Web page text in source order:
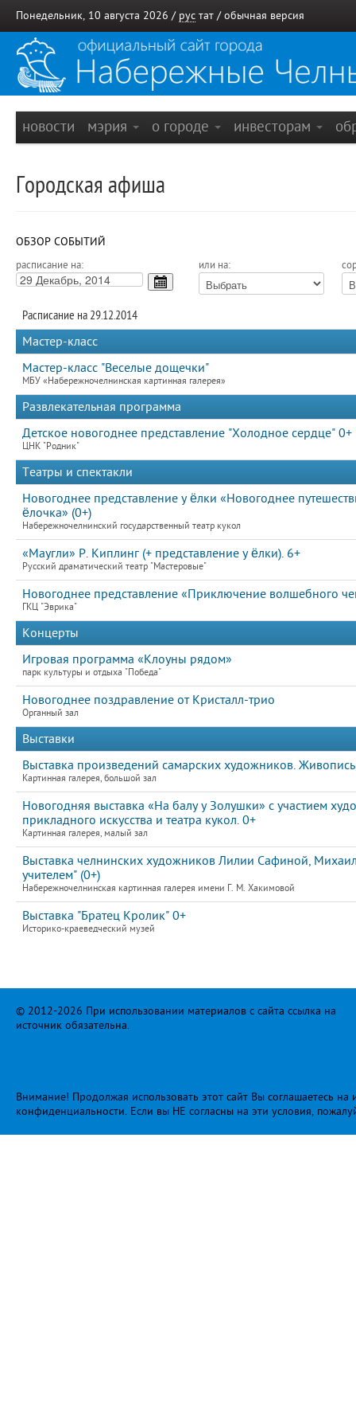
Понедельник, 10 августа 2026 / рус тат / обычная версия
новости мэрия о городе инвесторам
Городская афиша
ОБЗОР СОБЫТИЙ
расписание на: или на:
Расписание на 29.12.2014
Мастер-класс
Мастер-класс "Веселые дощечки"
МБУ «Набережночелнинская картинная галерея»
Развлекательная программа
Детское новогоднее представление "Холодное сердце" 0+
ЦНК "Родник"
Театры и спектакли
Новогоднее представление у ёлки «Новогоднее
ёлочка» (0+)
Набережночелнинский государственный театр кукол
«Маугли» Р. Киплинг (+ представление у ёлки). 6+
Русский драматический театр "Мастеровые"
Новогоднее представление «Приключение волшебного
ГКЦ "Эврика"
Концерты
Игровая программа «Клоуны рядом»
парк культуры и отдыха "Победа"
Новогоднее поздравление от Кристалл-трио
Органный зал
Выставки
Выставка произведений самарских художников.
Картинная галерея, большой зал
Новогодняя выставка «На балу у Золушки» с участием
прикладного искусства и театра кукол. 0+
Картинная галерея, малый зал
Выставка челнинских художников Лилии Сафиной,
учителем" (0+)
Набережночелнинская картинная галерея имени Г. М. Хакимовой
Выставка "Братец Кролик" 0+
Историко-краеведческий музей
© 2012-2026 При использовании материалов с сайта ссылка на
источник обязательна.
Внимание! Продолжая использовать этот сайт Вы соглашаетесь
конфиденциальности. Если вы НЕ согласны на эти условия,